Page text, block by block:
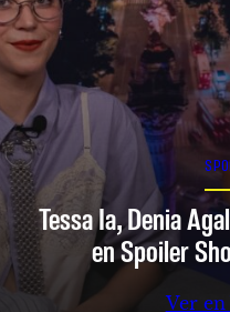
Tessa Ia, Denia
en Spoiler
Ver en